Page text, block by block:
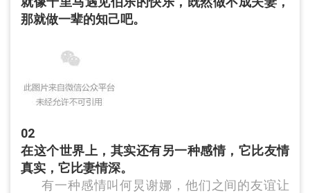
那就做一辈的知己吧。
02
在这个世界上，其实还有另一种感情，它比友情
真实，它比妻情深。
有一种感情叫何炅谢娜，他们之间的友谊让